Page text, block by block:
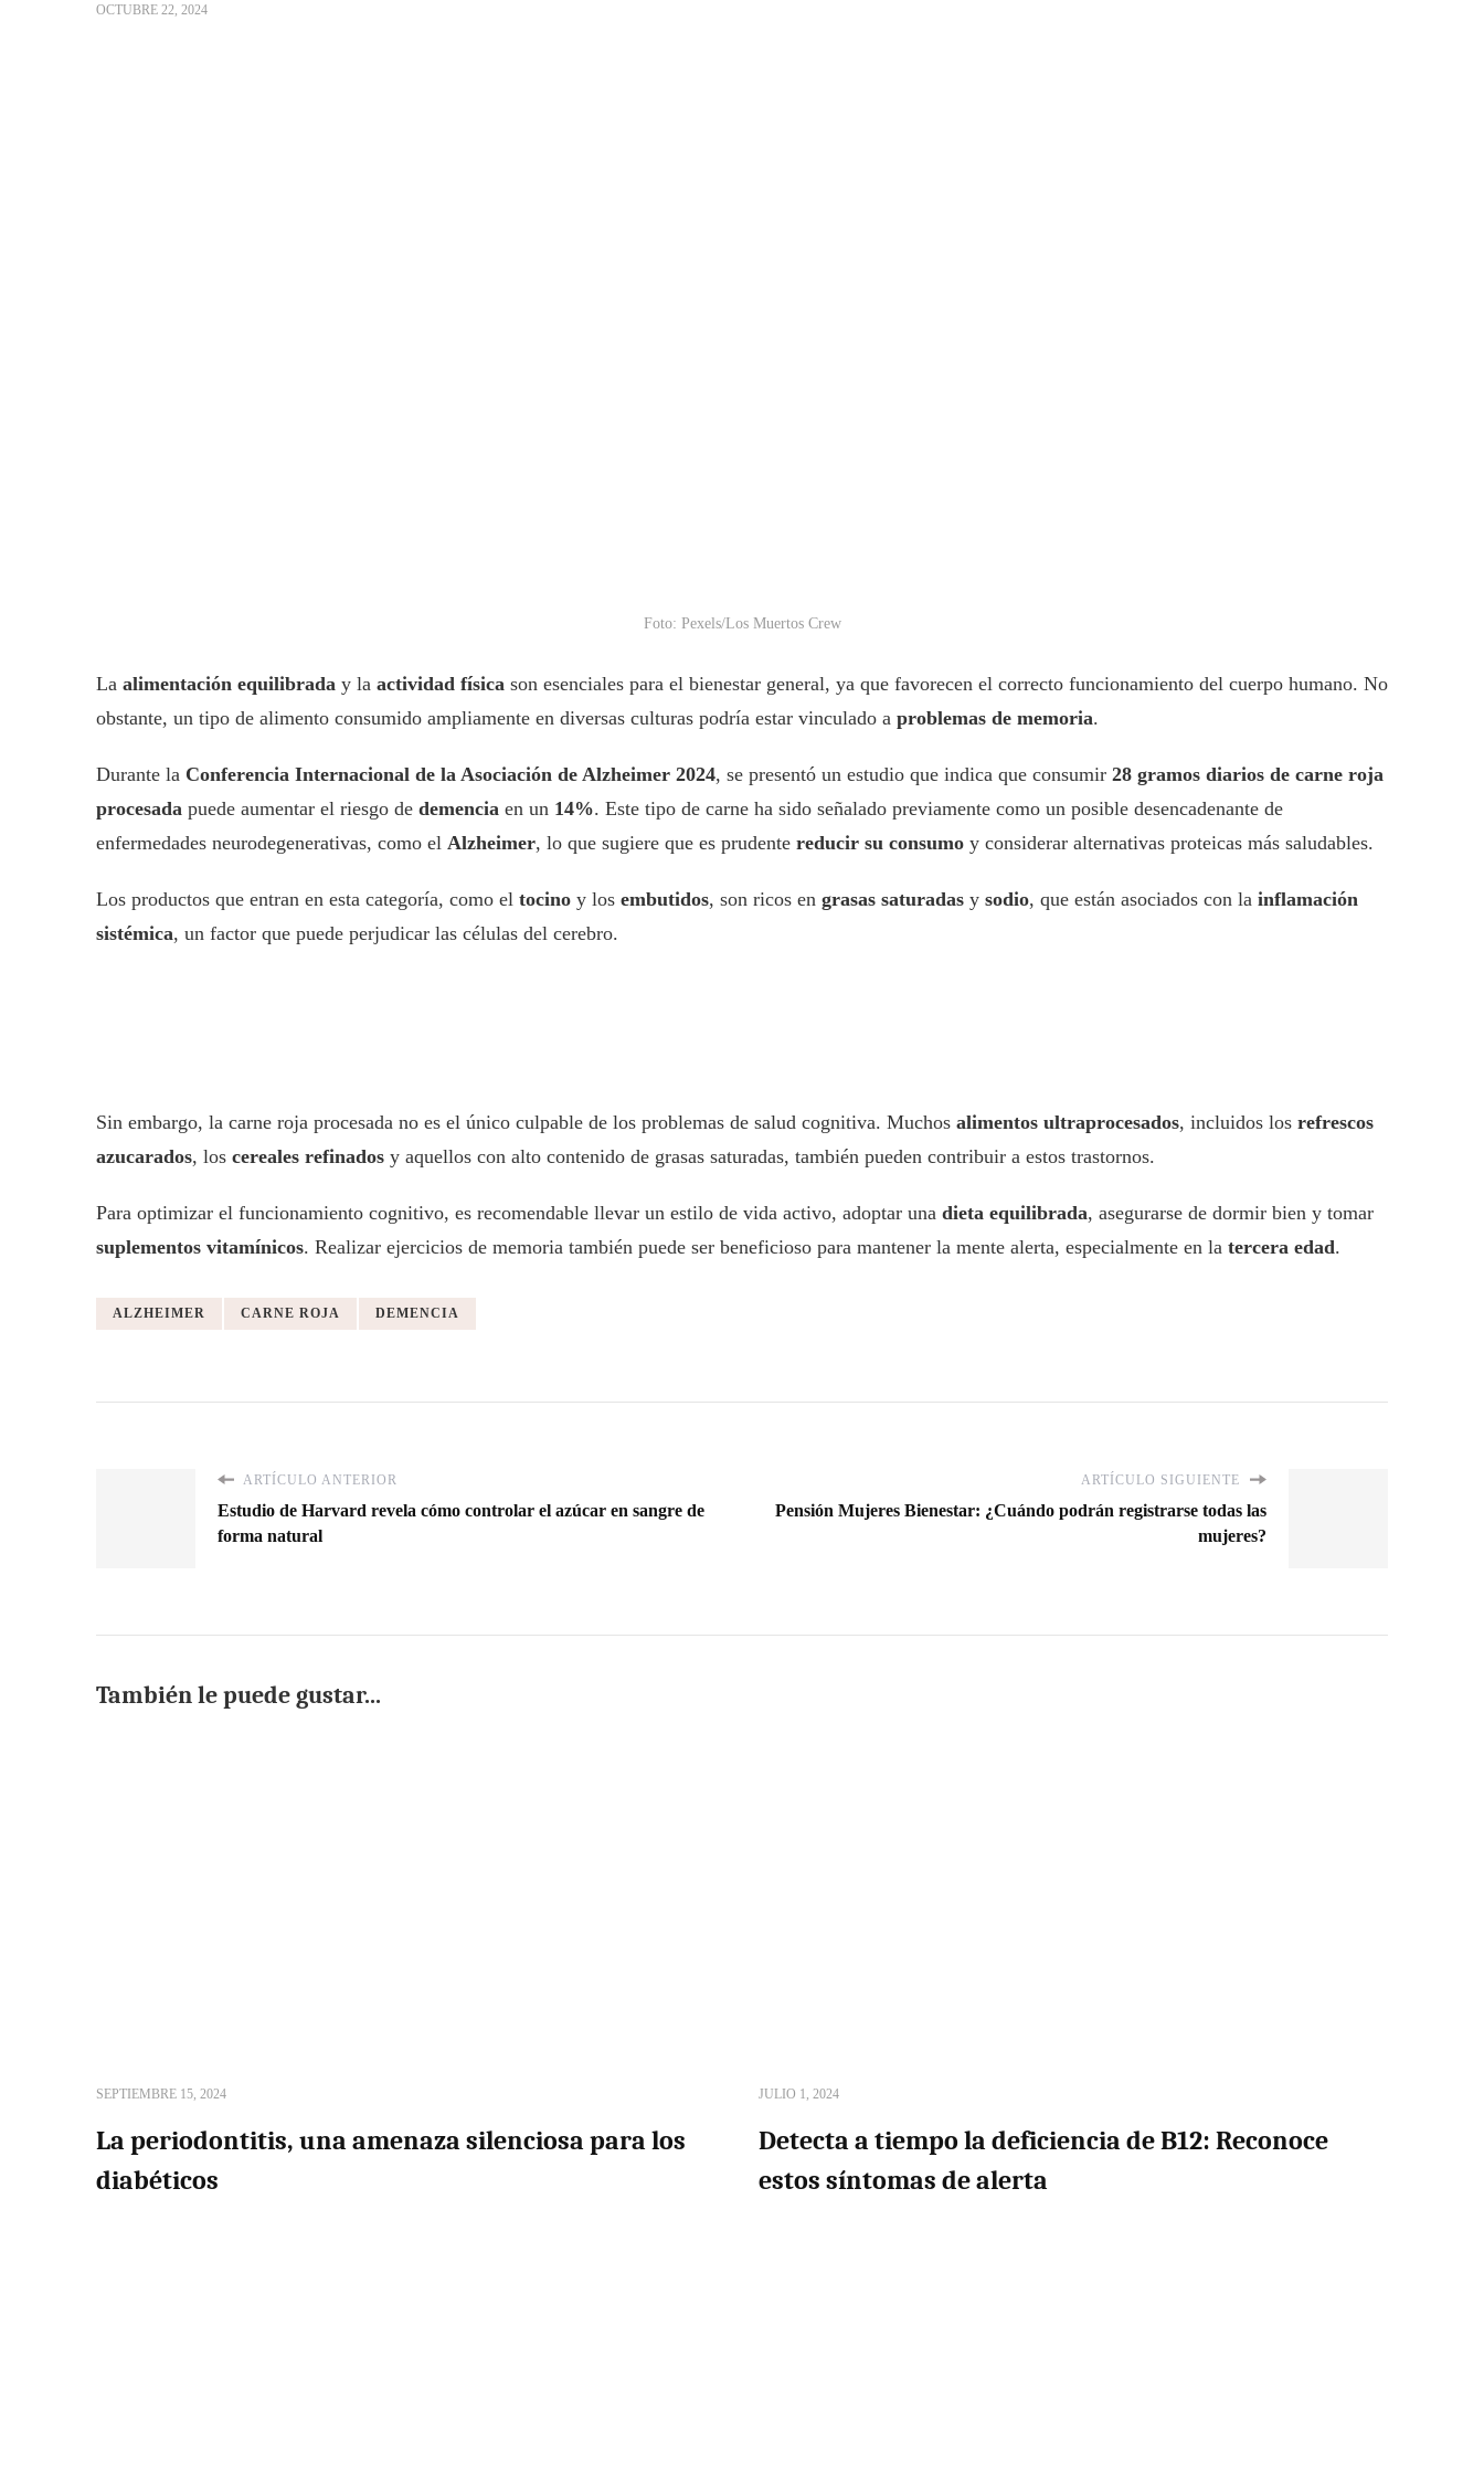
OCTUBRE 22, 2024
Foto: Pexels/Los Muertos Crew
La alimentación equilibrada y la actividad física son esenciales para el bienestar general, ya que favorecen el correcto funcionamiento del cuerpo humano. No
obstante, un tipo de alimento consumido ampliamente en diversas culturas podría estar vinculado a problemas de memoria.
Durante la Conferencia Internacional de la Asociación de Alzheimer 2024, se presentó un estudio que indica que consumir 28 gramos diarios de carne roja
procesada puede aumentar el riesgo de demencia en un 14%. Este tipo de carne ha sido señalado previamente como un posible desencadenante de
enfermedades neurodegenerativas, como el Alzheimer, lo que sugiere que es prudente reducir su consumo y considerar alternativas proteicas más saludables.
Los productos que entran en esta categoría, como el tocino y los embutidos, son ricos en grasas saturadas y sodio, que están asociados con la inflamación
sistémica, un factor que puede perjudicar las células del cerebro.
Sin embargo, la carne roja procesada no es el único culpable de los problemas de salud cognitiva. Muchos alimentos ultraprocesados, incluidos los refrescos
azucarados, los cereales refinados y aquellos con alto contenido de grasas saturadas, también pueden contribuir a estos trastornos.
Para optimizar el funcionamiento cognitivo, es recomendable llevar un estilo de vida activo, adoptar una dieta equilibrada, asegurarse de dormir bien y tomar
suplementos vitamínicos. Realizar ejercicios de memoria también puede ser beneficioso para mantener la mente alerta, especialmente en la tercera edad.
ALZHEIMER CARNE ROJA DEMENCIA
ARTÍCULO ANTERIOR
Estudio de Harvard revela cómo controlar el azúcar en sangre de
forma natural
ARTÍCULO SIGUIENTE
Pensión Mujeres Bienestar: ¿Cuándo podrán registrarse todas las
mujeres?
También le puede gustar...
SEPTIEMBRE 15, 2024
La periodontitis, una amenaza silenciosa para los
diabéticos
JULIO 1, 2024
Detecta a tiempo la deficiencia de B12: Reconoce
estos síntomas de alerta